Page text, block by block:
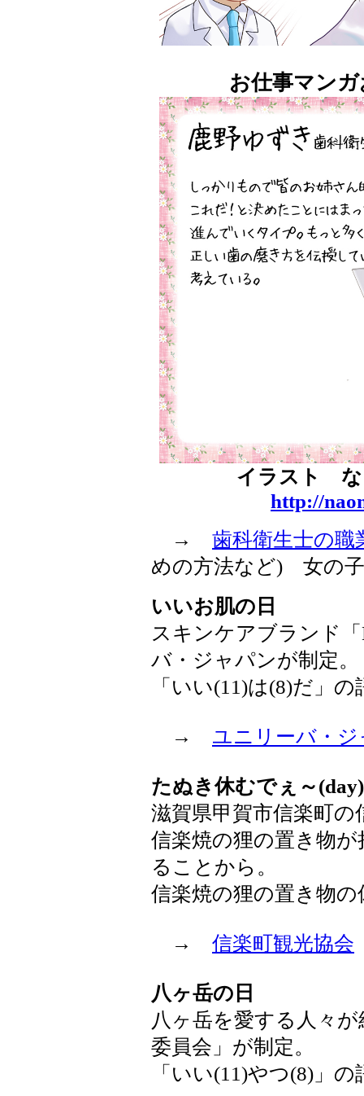
お仕事マン
イラスト
http://
→ 歯科衛生士の職
めの方法など) 女の
いいお肌の日
スキンケアブランド
バ・ジャパンが制定。
「いい(11)は(8)だ」
→ ユニリーバ・
たぬき休むでぇ～(day)
滋賀県甲賀市信楽町の
信楽焼の狸の置き物
ることから。
信楽焼の狸の置き物の
→ 信楽町観光協会
八ヶ岳の日
八ヶ岳を愛する人々
委員会」が制定。
「いい(11)やつ(8)」